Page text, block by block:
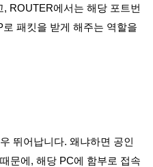
ROUTER에서는 해당 포트번
패킷을 받게 해주는 역할을
뛰어납니다. 왜냐하면 공인
문에, 해당 PC에 함부로 접속